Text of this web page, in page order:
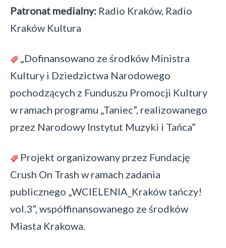
Patronat medialny: Radio Kraków, Radio
Kraków Kultura
„Dofinansowano ze środków Ministra
Kultury i Dziedzictwa Narodowego
pochodzących z Funduszu Promocji Kultury
w ramach programu „Taniec”, realizowanego
przez Narodowy Instytut Muzyki i Tańca”
Projekt organizowany przez Fundację
Crush On Trash w ramach zadania
publicznego „WCIELENIA_Kraków tańczy!
vol.3”, współfinansowanego ze środków
Miasta Krakowa.